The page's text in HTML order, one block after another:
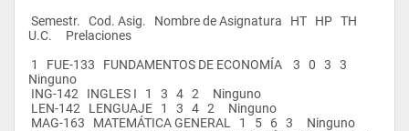
U.C.     Prelaciones
Ninguno
ING-142   INGLES I   1   3   4   2     Ninguno
LEN-142   LENGUAJE   1   3   4   2     Ninguno
MAG-163   MATEMÁTICA GENERAL   1   5   6   3     Ninguno